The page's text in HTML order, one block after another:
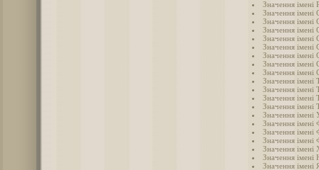
Значення імені
Значення імені
Значення імені
Значення імені
Значення імені
Значення імені
Значення імені
Значення імені
Значення імені
Значення імені
Значення імені
Значення імені
Значення імені
Значення імені
Значення імені
Значення імені
Значення імені
Значення імені
Значення імені
Значення імені